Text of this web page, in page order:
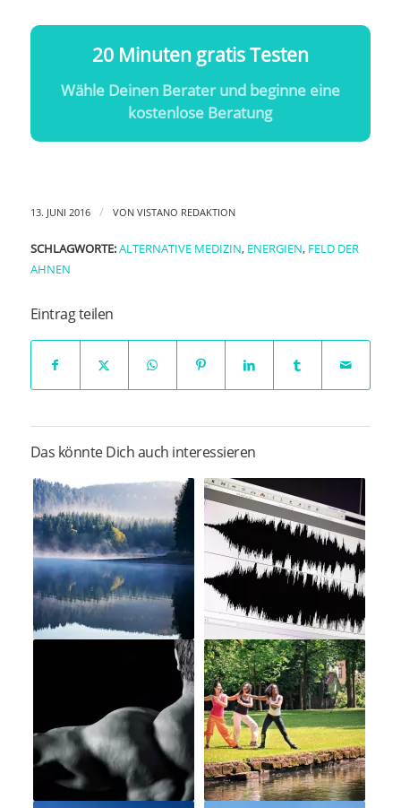
20 Minuten gratis Testen
Wähle Deinen Berater und beginne eine
kostenlose Beratung
13. JUNI 2016 / VON VISTANO REDAKTION
SCHLAGWORTE: ALTERNATIVE MEDIZIN, ENERGIEN, FELD DER
AHNEN
Eintrag teilen
Das könnte Dich auch interessieren